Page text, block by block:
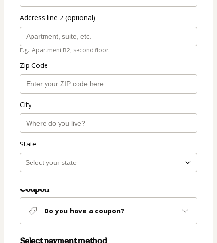
Address line 2 (optional)
E.g.: Apartment B2, second floor.
Zip Code
City
State
Coupon
Do you have a coupon?
Select payment method